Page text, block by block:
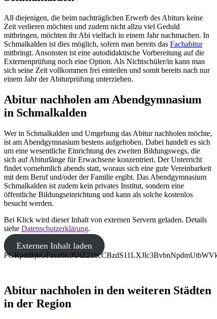
All diejenigen, die beim nachträglichen Erwerb des Abiturs keine
Zeit verlieren möchten und zudem nicht allzu viel Geduld
mitbringen, möchten ihr Abi vielfach in einem Jahr nachmachen. In
Schmalkalden ist dies möglich, sofern man bereits das Fachabitur
mitbringt. Ansonsten ist eine autodidaktische Vorbereitung auf die
Externenprüfung noch eine Option. Als Nichtschüler/in kann man
sich seine Zeit vollkommen frei einteilen und somit bereits nach nur
einem Jahr der Abiturprüfung unterziehen.
Abitur nachholen am Abendgymnasium
in Schmalkalden
Wer in Schmalkalden und Umgebung das Abitur nachholen möchte,
ist am Abendgymnasium bestens aufgehoben. Dabei handelt es sich
um eine wesentliche Einrichtung des zweiten Bildungswegs, die
sich auf Abiturlänge für Erwachsene konzentriert. Der Unterricht
findet vornehmlich abends statt, woraus sich eine gute Vereinbarkeit
mit dem Beruf und/oder der Familie ergibt. Das Abendgymnasium
Schmalkalden ist zudem kein privates Institut, sondern eine
öffentliche Bildungseinrichtung und kann als solche kostenlos
besucht werden.
Bei Klick wird dieser Inhalt von externen Servern geladen. Details
siehe Datenschutzerklärung.
Externen Inhalt laden
Abitur nachholen in den weiteren Städten
in der Region